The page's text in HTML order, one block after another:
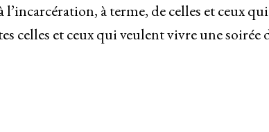
à terme, de celles et ceux qui
celles et ceux qui veulent vivre une soirée